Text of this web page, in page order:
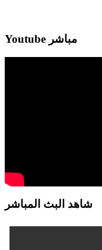
Youtube مباشر
شاهد البث المباشر